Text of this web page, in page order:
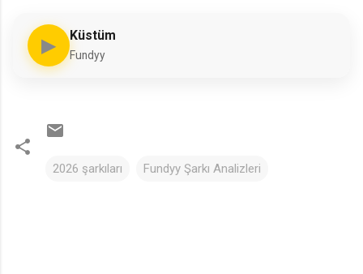
▶ Küstüm
Fundyy
2026 şarkıları Fundyy Şarkı Analizleri